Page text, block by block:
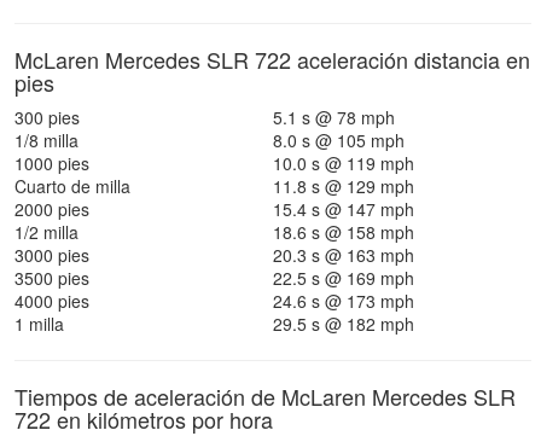
McLaren Mercedes SLR 722 aceleración distancia en
pies
300 pies
5.1 s @ 78 mph
1/8 milla
8.0 s @ 105 mph
1000 pies
10.0 s @ 119 mph
Cuarto de milla
11.8 s @ 129 mph
2000 pies
15.4 s @ 147 mph
1/2 milla
18.6 s @ 158 mph
3000 pies
20.3 s @ 163 mph
3500 pies
22.5 s @ 169 mph
4000 pies
24.6 s @ 173 mph
1 milla
29.5 s @ 182 mph
Tiempos de aceleración de McLaren Mercedes SLR
722 en kilómetros por hora